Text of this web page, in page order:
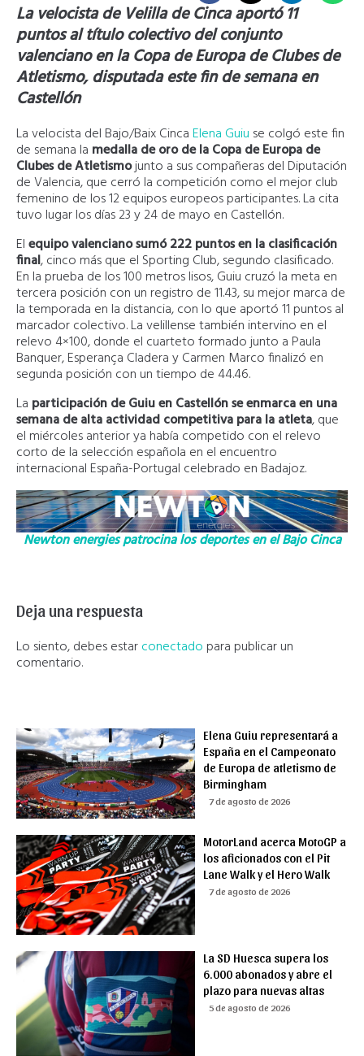
La velocista de Velilla de Cinca aportó 11
puntos al título colectivo del conjunto
valenciano en la Copa de Europa de Clubes de
Atletismo, disputada este fin de semana en
Castellón
La velocista del Bajo/Baix CincaElena Guiu se colgó este fin
de semana la medalla de oro de la Copa de Europa de
Clubes de Atletismojunto a sus compañeras del Diputación
de Valencia, que cerró la competición como el mejor club
femenino de los 12 equipos europeos participantes. La cita
tuvo lugar los días 23 y 24 de mayo en Castellón.
Elequipo valenciano sumó 222 puntos en la clasificación
final, cinco más que el Sporting Club, segundo clasificado.
En la prueba de los 100 metros lisos, Guiu cruzó la meta en
tercera posición con un registro de 11.43, su mejor marca de
la temporada en la distancia, con lo que aportó 11 puntos al
marcador colectivo. La velillense también intervino en el
relevo 4×100, donde el cuarteto formado junto a Paula
Banquer, Esperança Cladera y Carmen Marco finalizó en
segunda posición con un tiempo de 44.46.
La participación de Guiu en Castellón se enmarca en una
semana de alta actividad competitiva para la atleta, que
el miércoles anterior ya había competido con el relevo
corto de la selección española en el encuentro
internacional España-Portugal celebrado en Badajoz.
Newton energies patrocina los deportes en el Bajo Cinca
Deja una respuesta
Lo siento, debes estarconectado para publicar un
comentario.
Elena Guiu representará a
España en el Campeonato
de Europa de atletismo de
Birmingham
7 de agosto de 2026
MotorLand acerca MotoGP a
los aficionados con el Pit
Lane Walk y el Hero Walk
7 de agosto de 2026
La SD Huesca supera los
6.000 abonados y abre el
plazo para nuevas altas
5 de agosto de 2026